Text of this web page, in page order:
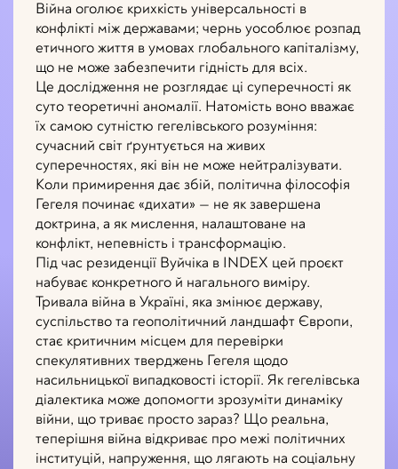
Війна оголює крихкість універсальності в
конфлікті між державами; чернь уособлює розпад
етичного життя в умовах глобального капіталізму,
що не може забезпечити гідність для всіх.
Це дослідження не розглядає ці суперечності як
суто теоретичні аномалії. Натомість воно вважає
їх самою сутністю гегелівського розуміння:
сучасний світ ґрунтується на живих
суперечностях, які він не може нейтралізувати.
Коли примирення дає збій, політична філософія
Гегеля починає «дихати» — не як завершена
доктрина, а як мислення, налаштоване на
конфлікт, непевність і трансформацію.
Під час резиденції Вуйчіка в INDEX цей проєкт
набуває конкретного й нагального виміру.
Тривала війна в Україні, яка змінює державу,
суспільство та геополітичний ландшафт Європи,
стає критичним місцем для перевірки
спекулятивних тверджень Гегеля щодо
насильницької випадковості історії. Як гегелівська
діалектика може допомогти зрозуміти динаміку
війни, що триває просто зараз? Що реальна,
теперішня війна відкриває про межі політичних
інституцій, напруження, що лягають на соціальну